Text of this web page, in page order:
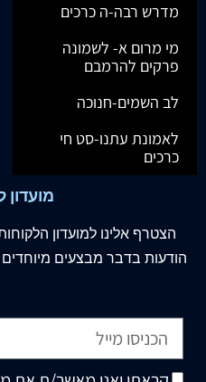
מדרש רבה-ה כרכים
מי מרום א- לשמונה
פרקים להרמבם
לב השמים-חנוכה
לאמונת עתנו-סט חי
כרכים
מועדון
הצטרף אלינו למועדון
הודעות בדבר מבצעים מיוחדים